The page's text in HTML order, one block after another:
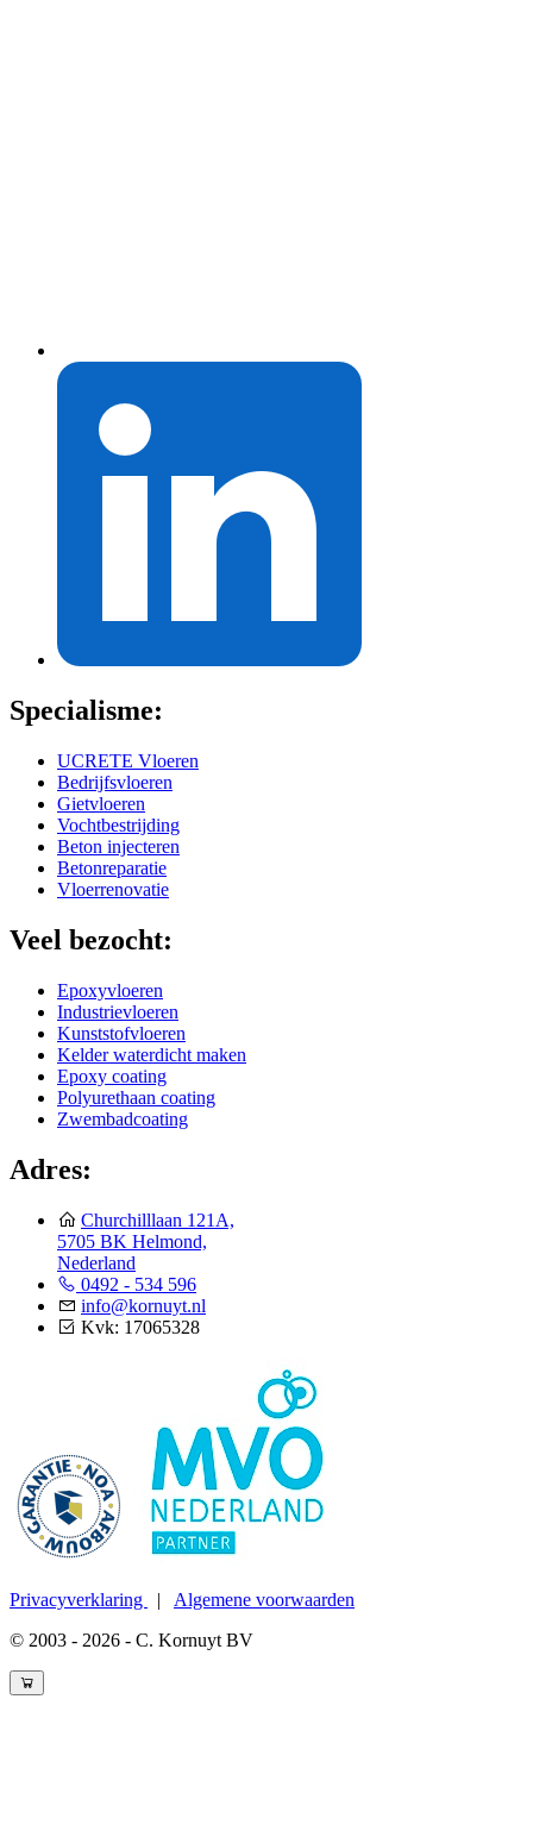
Specialisme:
UCRETE Vloeren
Bedrijfsvloeren
Gietvloeren
Vochtbestrijding
Beton injecteren
Betonreparatie
Vloerrenovatie
Veel bezocht:
Epoxyvloeren
Industrievloeren
Kunststofvloeren
Kelder waterdicht maken
Epoxy coating
Polyurethaan coating
Zwembadcoating
Adres:
Churchilllaan 121A,
5705 BK Helmond,
Nederland
0492 - 534 596
info@kornuyt.nl
Kvk: 17065328
Privacyverklaring | Algemene voorwaarden
© 2003 - 2026 - C. Kornuyt BV